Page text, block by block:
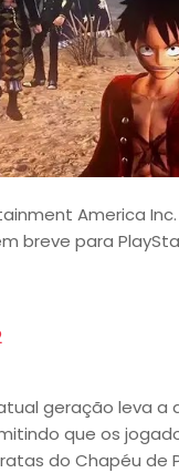
America Inc.
breve para
geração leva
que os
do Chapéu